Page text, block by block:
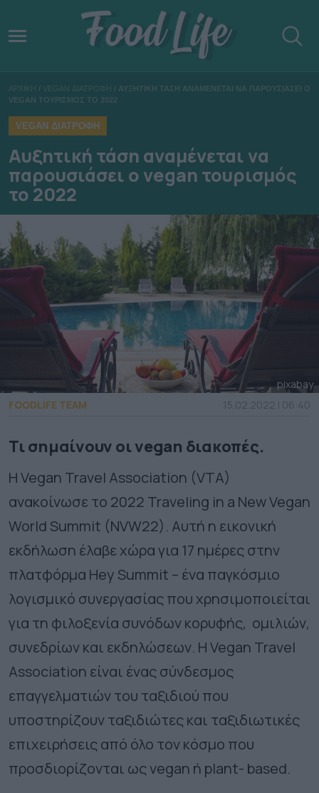
ΑΡΧΙΚΗ / VEGAN ΔΙΑΤΡΟΦΗ / ΑΥΞΗΤΙΚΗ ΤΑΣΗ ΑΝΑΜΕΝΕΤΑΙ ΝΑ ΠΑΡΟΥΣΙΑΣΕΙ Ο
VEGAN ΤΟΥΡΙΣΜΟΣ ΤΟ 2022
VEGAN ΔΙΑΤΡΟΦΗ
Αυξητική τάση αναμένεται να
παρουσιάσει ο vegan τουρισμός
το 2022
pixabay
FOODLIFE TEAM
15.02.2022 | 06:40
Τι σημαίνουν οι vegan διακοπές.
Η Vegan Travel Association (VTA)
ανακοίνωσε το 2022 Traveling in a New Vegan
World Summit (NVW22). Αυτή η εικονική
εκδήλωση έλαβε χώρα για 17 ημέρες στην
πλατφόρμα Hey Summit – ένα παγκόσμιο
λογισμικό συνεργασίας που χρησιμοποιείται
για τη φιλοξενία συνόδων κορυφής, ομιλιών,
συνεδρίων και εκδηλώσεων. Η Vegan Travel
Association είναι ένας σύνδεσμος
επαγγελματιών του ταξιδιού που
υποστηρίζουν ταξιδιώτες και ταξιδιωτικές
επιχειρήσεις από όλο τον κόσμο που
προσδιορίζονται ως vegan ή plant- based.